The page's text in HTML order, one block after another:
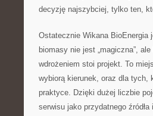
decyzję najszybciej, tylko ten,
Ostatecznie Wikana BioEnergia
biomasy nie jest „magiczna”,
wdrożeniem stoi projekt. To
wybiorą kierunek, oraz dla tych,
praktyce. Dzięki dużej liczbie
serwisu jako przydatnego